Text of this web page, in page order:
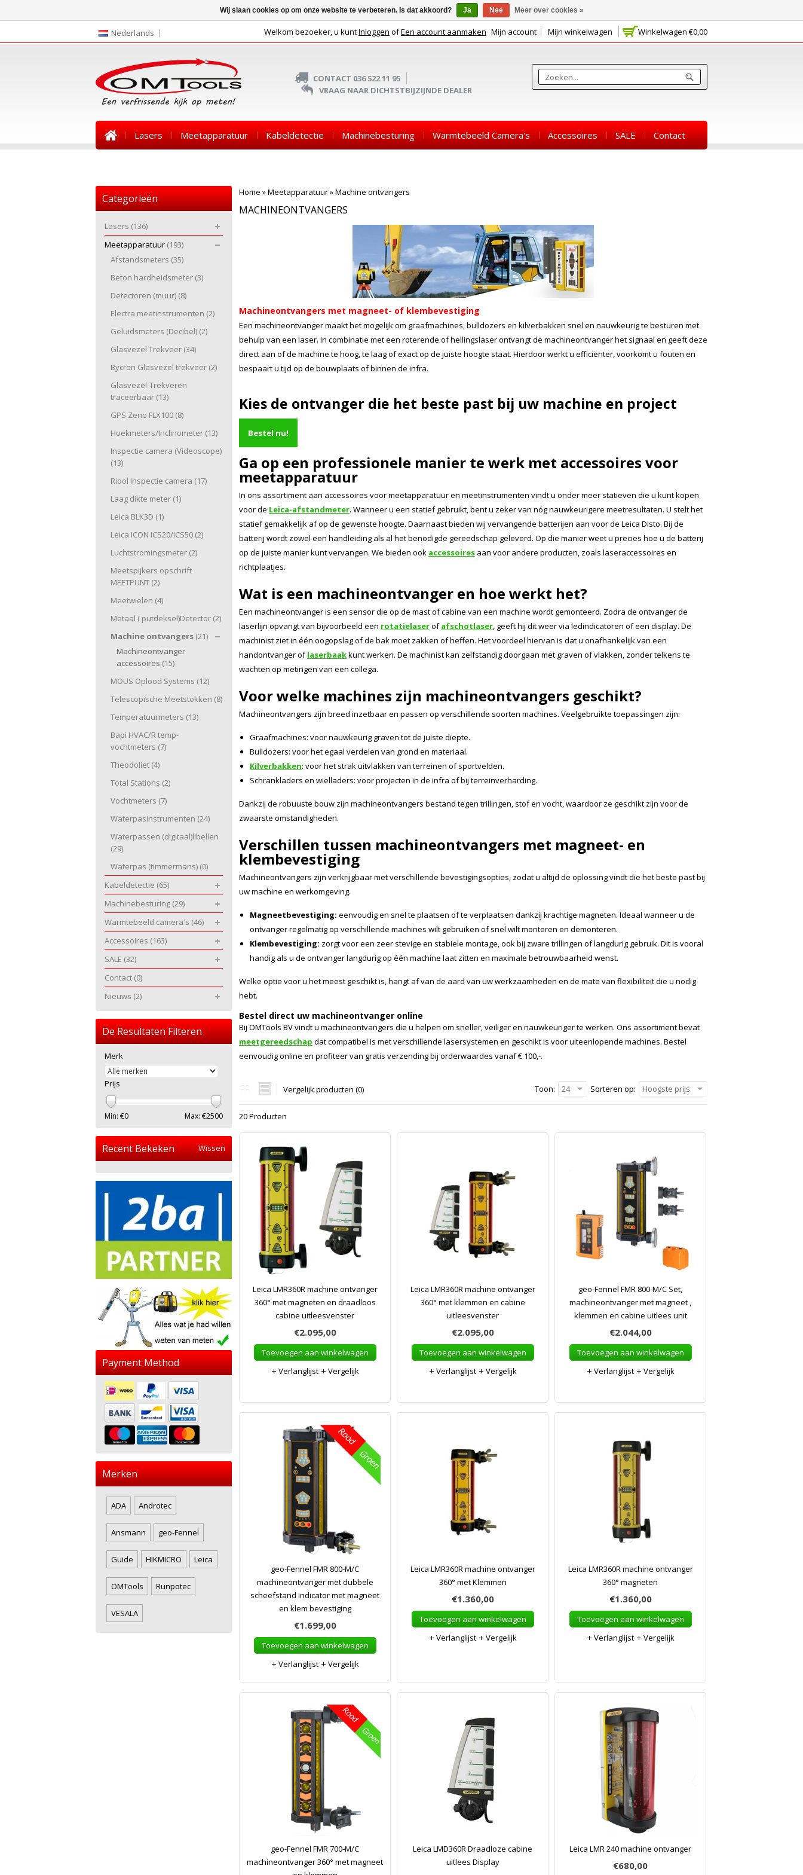
Nederlands Winkelwagen €0,00
Welkom bezoeker, u kuntInloggen ofEen account aanmaken Mijn account Mijn winkelwagen
CONTACT 036 522 11 95
VRAAG NAAR DICHTSTBIJZIJNDE DEALER
Lasers Meetapparatuur Kabeldetectie Machinebesturing Warmtebeeld Camera's Accessoires SALE Contact
Home »Meetapparatuur»Machine ontvangers
MACHINEONTVANGERS
Machineontvangers met magneet- of klembevestiging
Een machineontvanger maakt het mogelijk om graafmachines, bulldozers en kilverbakken snel en nauwkeurig te besturen met
behulp van een laser. In combinatie met een roterende of hellingslaser ontvangt de machineontvanger het signaal en geeft deze
direct aan of de machine te hoog, te laag of exact op de juiste hoogte staat. Hierdoor werkt u efficiënter, voorkomt u fouten en
bespaart u tijd op de bouwplaats of binnen de infra.
Kies de ontvanger die het beste past bij uw machine en project
Bestel nu!
Ga op een professionele manier te werk met accessoires voor
meetapparatuur
In ons assortiment aan accessoires voor meetapparatuur en meetinstrumenten vindt u onder meer statieven die u kunt kopen
voor de Leica-afstandmeter. Wanneer u een statief gebruikt, bent u zeker van nóg nauwkeurigere meetresultaten. U stelt het
statief gemakkelijk af op de gewenste hoogte. Daarnaast bieden wij vervangende batterijen aan voor de Leica Disto. Bij de
batterij wordt zowel een handleiding als al het benodigde gereedschap geleverd. Op die manier weet u precies hoe u de batterij
op de juiste manier kunt vervangen. We bieden ook accessoires aan voor andere producten, zoals laseraccessoires en
richtplaatjes.
Wat is een machineontvanger en hoe werkt het?
Een machineontvanger is een sensor die op de mast of cabine van een machine wordt gemonteerd. Zodra de ontvanger de
laserlijn opvangt van bijvoorbeeld een rotatielaserofafschotlaser, geeft hij dit weer via ledindicatoren of een display. De
machinist ziet in één oogopslag of de bak moet zakken of heffen. Het voordeel hiervan is dat u onafhankelijk van een
handontvanger oflaserbaakkunt werken. De machinist kan zelfstandig doorgaan met graven of vlakken, zonder telkens te
wachten op metingen van een collega.
Voor welke machines zijn machineontvangers geschikt?
Machineontvangers zijn breed inzetbaar en passen op verschillende soorten machines. Veelgebruikte toepassingen zijn:
Graafmachines: voor nauwkeurig graven tot de juiste diepte.
Bulldozers: voor het egaal verdelen van grond en materiaal.
Kilverbakken: voor het strak uitvlakken van terreinen of sportvelden.
Schrankladers en wielladers: voor projecten in de infra of bij terreinverharding.
Dankzij de robuuste bouw zijn machineontvangers bestand tegen trillingen, stof en vocht, waardoor ze geschikt zijn voor de
zwaarste omstandigheden.
Verschillen tussen machineontvangers met magneet- en
klembevestiging
Machineontvangers zijn verkrijgbaar met verschillende bevestigingsopties, zodat u altijd de oplossing vindt die het beste past bij
uw machine en werkomgeving.
Magneetbevestiging: eenvoudig en snel te plaatsen of te verplaatsen dankzij krachtige magneten. Ideaal wanneer u de
ontvanger regelmatig op verschillende machines wilt gebruiken of snel wilt monteren en demonteren.
Klembevestiging: zorgt voor een zeer stevige en stabiele montage, ook bij zware trillingen of langdurig gebruik. Dit is vooral
handig als u de ontvanger langdurig op één machine laat zitten en maximale betrouwbaarheid wenst.
Welke optie voor u het meest geschikt is, hangt af van de aard van uw werkzaamheden en de mate van flexibiliteit die u nodig
hebt.
Bestel direct uw machineontvanger online
Bij OMTools BV vindt u machineontvangers die u helpen om sneller, veiliger en nauwkeuriger te werken. Ons assortiment bevat
meetgereedschap dat compatibel is met verschillende lasersystemen en geschikt is voor uiteenlopende machines. Bestel
eenvoudig online en profiteer van gratis verzending bij orderwaardes vanaf € 100,-.
Vergelijk producten (0) Sorteren op: Hoogste prijs
Toon: 24
20 Producten
Leica LMR360R machine ontvanger
360° met magneten en draadloos
cabine uitleesvenster
€2.095,00
Toevoegen aan winkelwagen
Verlanglijst
Vergelijk
Leica LMR360R machine ontvanger
360° met klemmen en cabine
uitleesvenster
€2.095,00
Toevoegen aan winkelwagen
Verlanglijst
Vergelijk
geo-Fennel FMR 800-M/C Set,
machineontvanger met magneet ,
klemmen en cabine uitlees unit
€2.044,00
Toevoegen aan winkelwagen
Verlanglijst
Vergelijk
geo-Fennel FMR 800-M/C
machineontvanger met dubbele
scheefstand indicator met magneet
en klem bevestiging
€1.699,00
Toevoegen aan winkelwagen
Verlanglijst
Vergelijk
Leica LMR360R machine ontvanger
360° met Klemmen
€1.360,00
Toevoegen aan winkelwagen
Verlanglijst
Vergelijk
Leica LMR360R machine ontvanger
360° magneten
€1.360,00
Toevoegen aan winkelwagen
Verlanglijst
Vergelijk
geo-Fennel FMR 700-M/C
machineontvanger 360° met magneet
Leica LMD360R Draadloze cabine
uitlees Display
Leica LMR 240 machine ontvanger
€680,00
Categorieën
Lasers (136)
Meetapparatuur (193)
Afstandsmeters (35)
Beton hardheidsmeter (3)
Detectoren (muur) (8)
Electra meetinstrumenten (2)
Geluidsmeters (Decibel) (2)
Glasvezel Trekveer (34)
Bycron Glasvezel trekveer (2)
Glasvezel-Trekveren
traceerbaar (13)
GPS Zeno FLX100 (8)
Hoekmeters/Inclinometer (13)
Inspectie camera (Videoscope)
(13)
Riool Inspectie camera (17)
Laag dikte meter (1)
Leica BLK3D (1)
Leica iCON iCS20/iCS50 (2)
Luchtstromingsmeter (2)
Meetspijkers opschrift
MEETPUNT (2)
Meetwielen (4)
Metaal ( putdeksel)Detector (2)
Machine ontvangers (21)
Machineontvanger
accessoires (15)
MOUS Oplood Systems (12)
Telescopische Meetstokken (8)
Temperatuurmeters (13)
Bapi HVAC/R temp-
vochtmeters (7)
Theodoliet (4)
Total Stations (2)
Vochtmeters (7)
Waterpasinstrumenten (24)
Waterpassen (digitaal)libellen
(29)
Waterpas (timmermans) (0)
Kabeldetectie (65)
Machinebesturing (29)
Warmtebeeld camera's (46)
Accessoires (163)
SALE (32)
Contact (0)
Nieuws (2)
De Resultaten Filteren
Merk
Prijs
Min: €0 Max: €2500
Recent Bekeken Wissen
Payment Method
Merken
ADA Androtec
Ansmann geo-Fennel
Guide HIKMICRO Leica
OMTools Runpotec
VESALA
Wij slaan cookies op om onze website te verbeteren. Is dat akkoord? Ja Nee Meer over cookies »